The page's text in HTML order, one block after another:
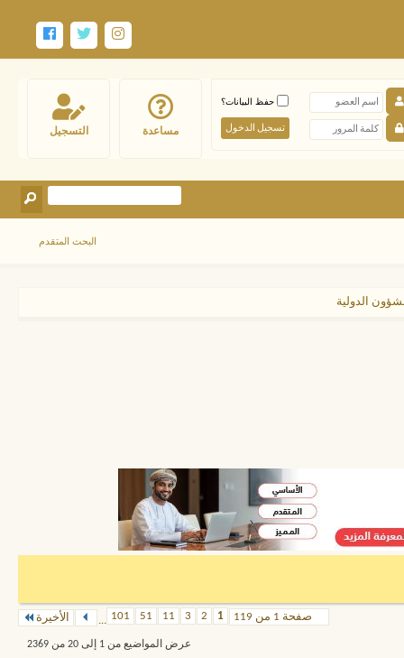
التسجيل مساعدة
حفظ البيانات؟
البحث المتقدم
الدولية
صفحة 1 من 119 1
2
3
11
51
101
... الأخيرة
عرض المواضيع من 1 إلى 20 من 2369